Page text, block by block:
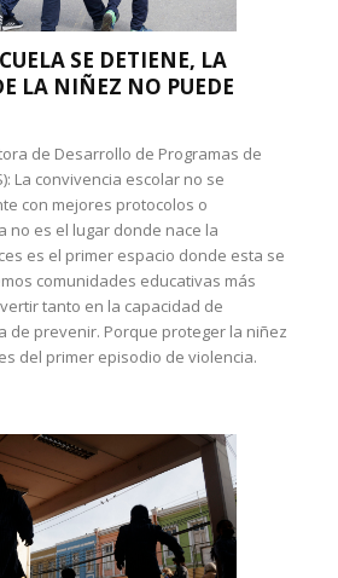
SE DETIENE, LA
LA NIÑEZ NO PUEDE
de Desarrollo de Programas de
La convivencia escolar no se
con mejores protocolos o
no es el lugar donde nace la
es el primer espacio donde esta se
comunidades educativas más
tanto en la capacidad de
de prevenir. Porque proteger la niñez
del primer episodio de violencia.